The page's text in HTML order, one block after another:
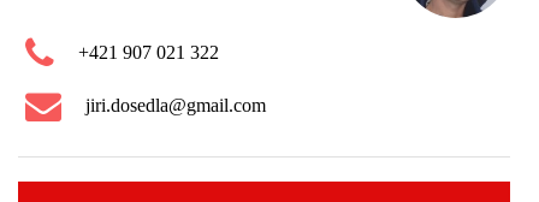
+421 907 021 322
jiri.dosedla@gmail.com